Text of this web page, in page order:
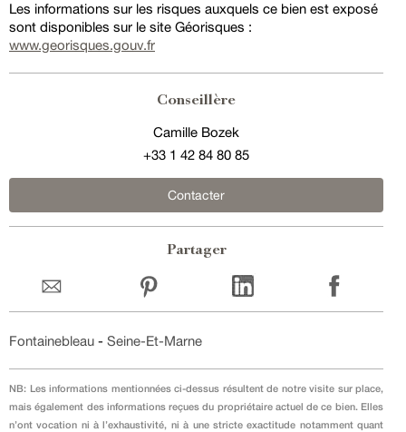
Les informations sur les risques auxquels ce bien est exposé
sont disponibles sur le site Géorisques :
www.georisques.gouv.fr
Conseillère
Camille Bozek
+33 1 42 84 80 85
Contacter
Partager
Fontainebleau - Seine-Et-Marne
NB: Les informations mentionnées ci-dessus résultent de notre visite sur place,
mais également des informations reçues du propriétaire actuel de ce bien. Elles
n’ont vocation ni à l’exhaustivité, ni à une stricte exactitude notamment quant